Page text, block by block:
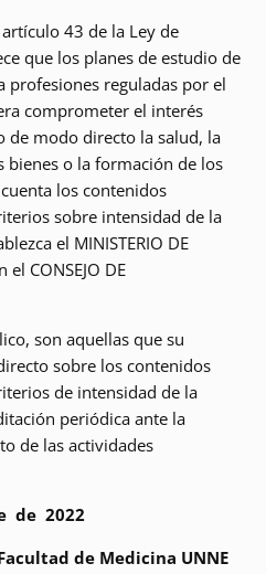
artículo 43 de la Ley de
que los planes de estudio de
profesiones reguladas por el
comprometer el interés
de modo directo la salud, la
bienes o la formación de los
los contenidos
sobre intensidad de la
el MINISTERIO DE
el CONSEJO DE
son aquellas que su
sobre los contenidos
de intensidad de la
periódica ante la
de las actividades
de 2022
de Medicina UNNE